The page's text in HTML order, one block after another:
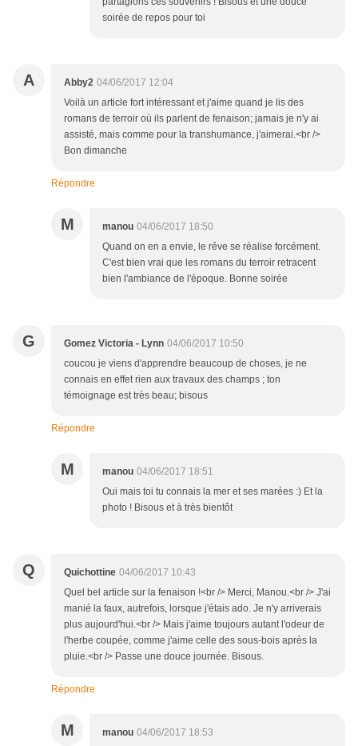
soirée de repos pour toi
A Abby2 04/06/2017 12:04
Voilà un article fort intéressant et j'aime quand je lis des
romans de terroir où ils parlent de fenaison; jamais je n'y ai
assisté, mais comme pour la transhumance, j'aimerai.<br />
Bon dimanche
Répondre
M manou 04/06/2017 18:50
Quand on en a envie, le rêve se réalise forcément.
C'est bien vrai que les romans du terroir retracent
bien l'ambiance de l'époque. Bonne soirée
G Gomez Victoria - Lynn 04/06/2017 10:50
coucou je viens d'apprendre beaucoup de choses, je ne
connais en effet rien aux travaux des champs ; ton
témoignage est très beau; bisous
Répondre
M manou 04/06/2017 18:51
Oui mais toi tu connais la mer et ses marées :) Et la
photo ! Bisous et à très bientôt
Q Quichottine 04/06/2017 10:43
Quel bel article sur la fenaison !<br /> Merci, Manou.<br /> J'ai
manié la faux, autrefois, lorsque j'étais ado. Je n'y arriverais
plus aujourd'hui.<br /> Mais j'aime toujours autant l'odeur de
l'herbe coupée, comme j'aime celle des sous-bois après la
pluie.<br /> Passe une douce journée. Bisous.
Répondre
M manou 04/06/2017 18:53